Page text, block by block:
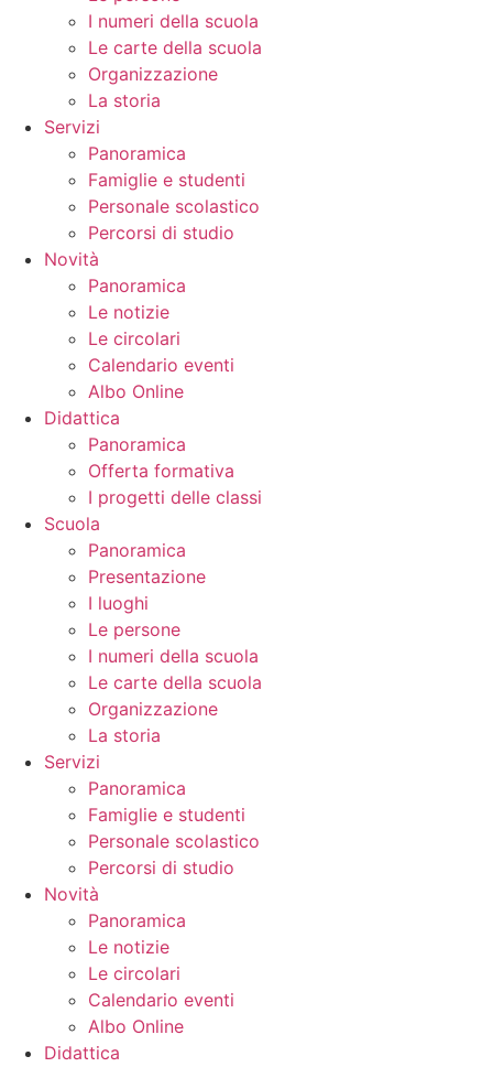
I numeri della scuola
Le carte della scuola
Organizzazione
La storia
Servizi
Panoramica
Famiglie e studenti
Personale scolastico
Percorsi di studio
Novità
Panoramica
Le notizie
Le circolari
Calendario eventi
Albo Online
Didattica
Panoramica
Offerta formativa
I progetti delle classi
Scuola
Panoramica
Presentazione
I luoghi
Le persone
I numeri della scuola
Le carte della scuola
Organizzazione
La storia
Servizi
Panoramica
Famiglie e studenti
Personale scolastico
Percorsi di studio
Novità
Panoramica
Le notizie
Le circolari
Calendario eventi
Albo Online
Didattica